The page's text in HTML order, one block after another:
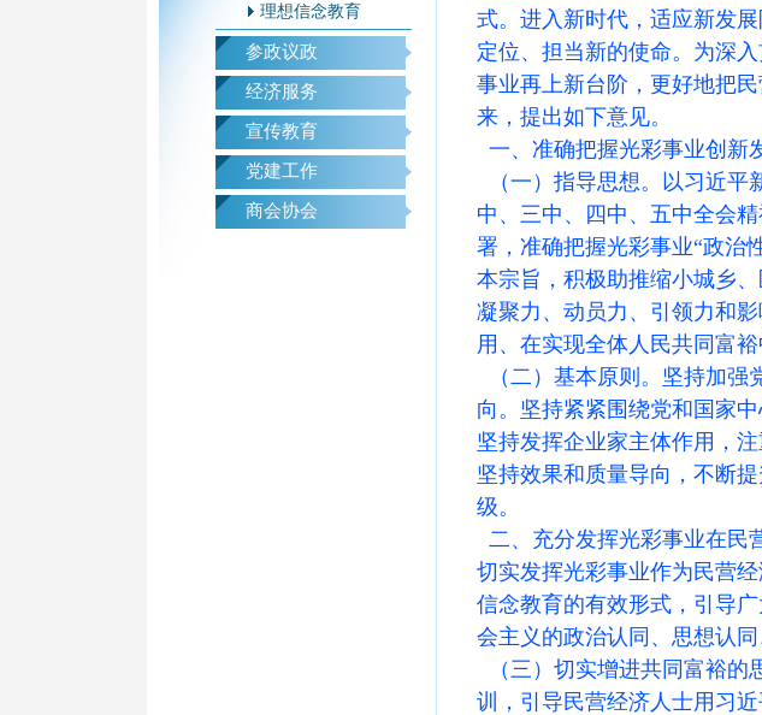
理想信念教育
参政议政
经济服务
宣传教育
党建工作
商会协会
式。进入新时代，适应新发
定位、担当新的使命。为深
事业再上新台阶，更好地把
来，提出如下意见。
一、准确把握光彩事业创新
（一）指导思想。以习近平
中、三中、四中、五中全会
署，准确把握光彩事业“政治
本宗旨，积极助推缩小城乡
凝聚力、动员力、引领力和
用、在实现全体人民共同富
（二）基本原则。坚持加强
向。坚持紧紧围绕党和国家
坚持发挥企业家主体作用，
坚持效果和质量导向，不断
级。
二、充分发挥光彩事业在民
切实发挥光彩事业作为民营
信念教育的有效形式，引导
会主义的政治认同、思想认同
（三）切实增进共同富裕的
训，引导民营经济人士用习